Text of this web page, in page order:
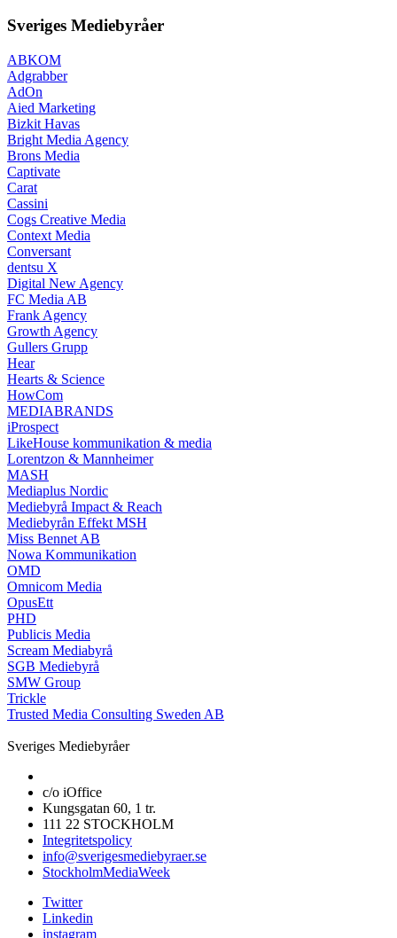
Sveriges Mediebyråer
ABKOM
Adgrabber
AdOn
Aied Marketing
Bizkit Havas
Bright Media Agency
Brons Media
Captivate
Carat
Cassini
Cogs Creative Media
Context Media
Conversant
dentsu X
Digital New Agency
FC Media AB
Frank Agency
Growth Agency
Gullers Grupp
Hear
Hearts & Science
HowCom
MEDIABRANDS
iProspect
LikeHouse kommunikation & media
Lorentzon & Mannheimer
MASH
Mediaplus Nordic
Mediebyrå Impact & Reach
Mediebyrån Effekt MSH
Miss Bennet AB
Nowa Kommunikation
OMD
Omnicom Media
OpusEtt
PHD
Publicis Media
Scream Mediabyrå
SGB Mediebyrå
SMW Group
Trickle
Trusted Media Consulting Sweden AB
Sveriges Mediebyråer
c/o iOffice
Kungsgatan 60, 1 tr.
111 22 STOCKHOLM
Integritetspolicy
info@sverigesmediebyraer.se
StockholmMediaWeek
Twitter
Linkedin
instagram